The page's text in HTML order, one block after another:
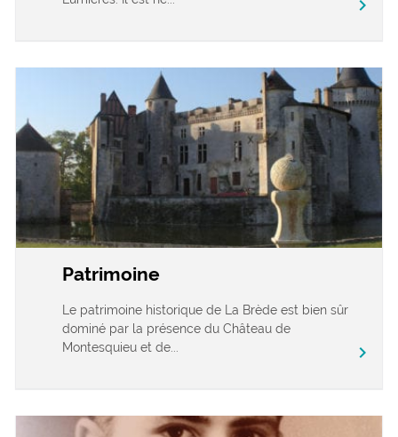
chevron_right
Patrimoine
Le patrimoine historique de La Brède est bien sûr
dominé par la présence du Château de
Montesquieu et de...
chevron_right